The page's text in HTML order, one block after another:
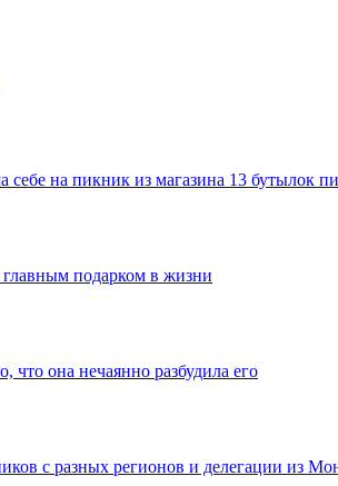
на пикник из магазина 13 бутылок
подарком в жизни
что она нечаянно разбудила его
с разных регионов и делегации из